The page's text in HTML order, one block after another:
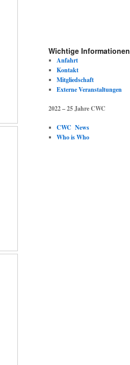
Wichtige Informationen
Anfahrt
Kontakt
Mitgliedschaft
Externe Veranstaltungen
2022 – 25 Jahre CWC
CWC News
Who is Who